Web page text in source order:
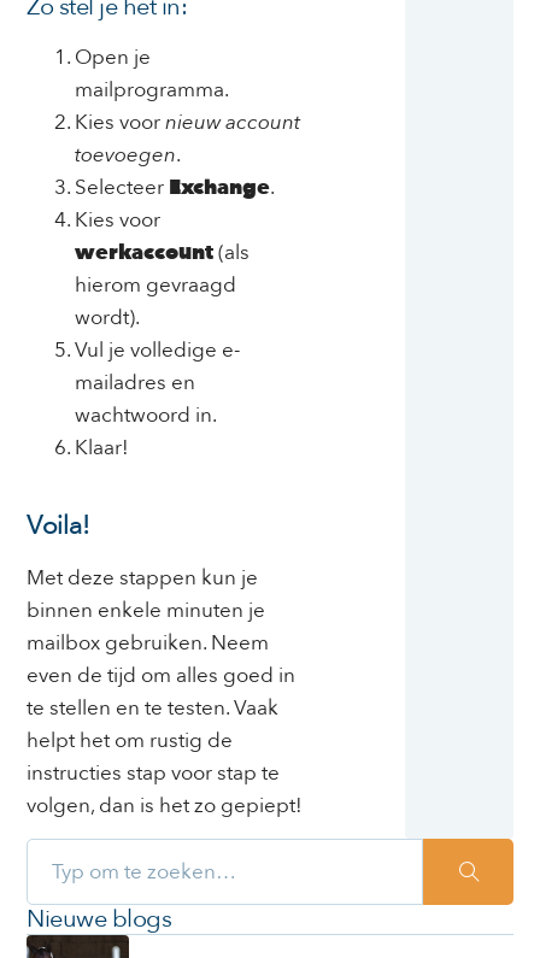
Open je
mailprogramma.
Kies voornieuw account
toevoegen.
Selecteer Exchange.
Kies voor
werkaccount(als
hierom gevraagd
wordt).
Vul je volledige e-
mailadres en
wachtwoord in.
Klaar!
Voila!
Met deze stappen kun je
binnen enkele minuten je
mailbox gebruiken. Neem
even de tijd om alles goed in
te stellen en te testen. Vaak
helpt het om rustig de
instructies stap voor stap te
volgen, dan is het zo gepiept!
Nieuwe blogs